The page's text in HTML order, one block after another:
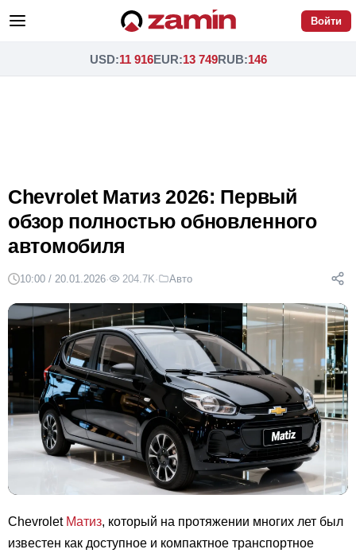
Войти
USD:11 916EUR:13 749RUB:146
Chevrolet Матиз 2026: Первый
обзор полностью обновленного
автомобиля
10:00 / 20.01.2026· 204.7K· Авто
Chevrolet Матиз, который на протяжении многих лет был
известен как доступное и компактное транспортное